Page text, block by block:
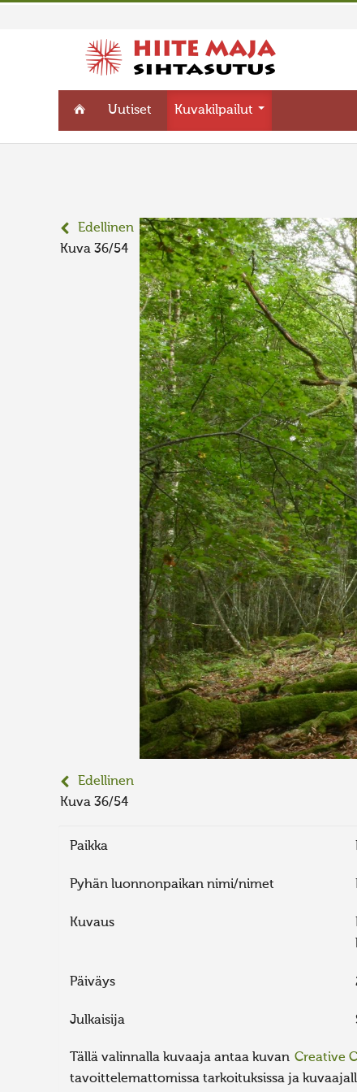
Uutiset Kuvakilpailut
Edellinen
Kuva 36/54
Edellinen
Kuva 36/54
Paikka
Pyhän luonnonpaikan nimi/nimet
Kuvaus
Päiväys
Julkaisija
Tällä valinnalla kuvaaja antaa kuvan Creative
tavoittelemattomissa tarkoituksissa ja